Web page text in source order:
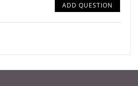
ADD QUESTION